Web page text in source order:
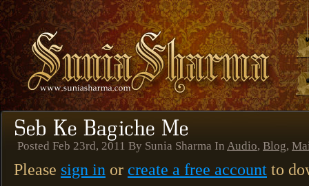
Posted Feb 23rd, 2011 By Sunia Sharma In Audio, Blog,
Please sign in or create a free account to